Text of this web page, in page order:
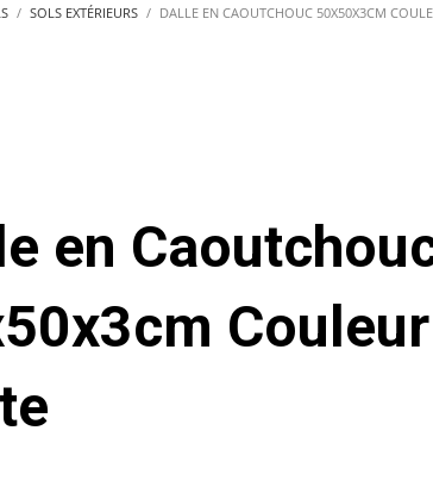
SOLS EXTÉRIEURS DALLE EN CAOUTCHOUC 50X50X3CM
en
Couleur